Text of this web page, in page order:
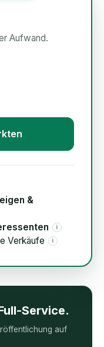
Aufwand.
&
i
Verkäufe i
Service.
auf